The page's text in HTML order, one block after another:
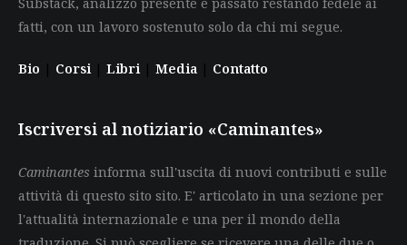
fatti, con un lavoro sostenuto solo da chi mi segue.
Bio | Corsi | Libri | Media | Contatto
Iscriversi al notiziario «Caminantes»
Caminantes informa sull'uscita di nuovi contributi e sulle
attività di questo sito sito. E' articolato in una sezione per
l'attualità internazionale e una per il mondo della